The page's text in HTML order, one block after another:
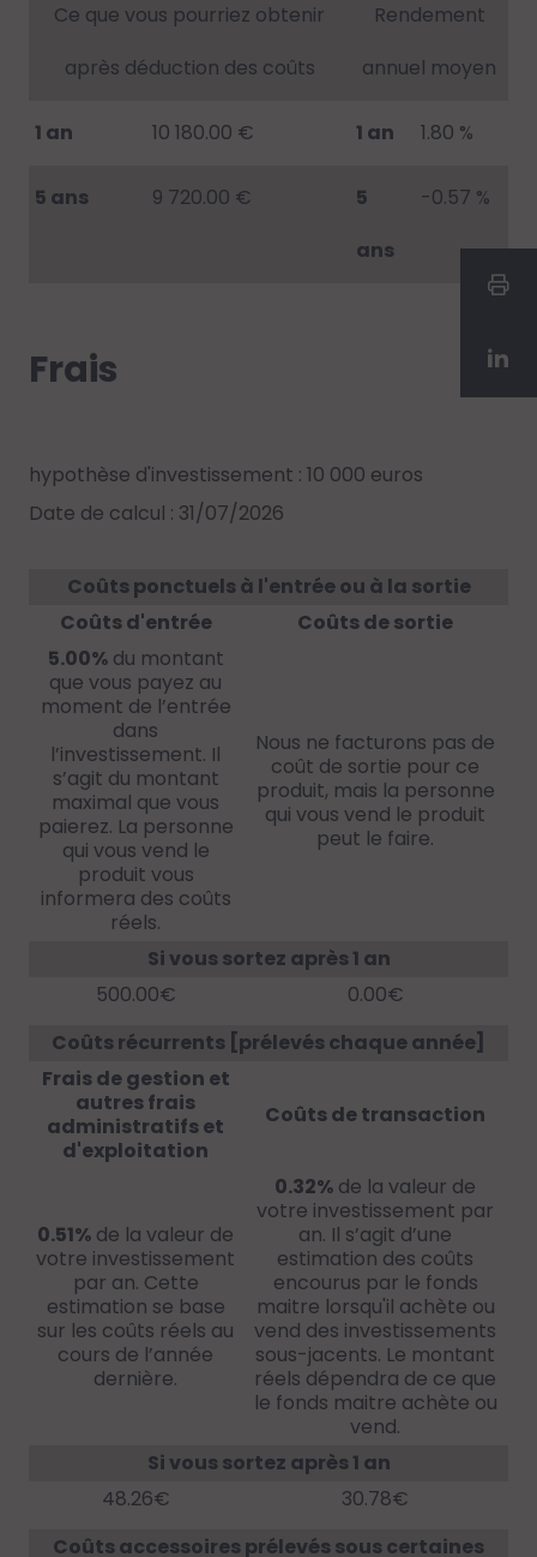
Ce que vous pourriez obtenir
après déduction des coûts
Rendement
annuel moyen
1 an 10 180.00 € 1 an 1.80 %
5 ans 9 720.00 €
5
ans
-0.57 %
Frais
hypothèse d'investissement : 10 000 euros
Date de calcul : 31/07/2026
Coûts ponctuels à l'entrée ou à la sortie
Coûts d'entrée
Coûts de sortie
5.00%du montant
que vous payez au
moment de l’entrée
dans
l’investissement. Il
s’agit du montant
maximal que vous
paierez. La personne
qui vous vend le
produit vous
informera des coûts
réels.
Nous ne facturons pas de
coût de sortie pour ce
produit, mais la personne
qui vous vend le produit
peut le faire.
Si vous sortez après 1 an
500.00€
0.00€
Coûts récurrents [prélevés chaque année]
Frais de gestion et
autres frais
administratifs et
d'exploitation
Coûts de transaction
0.51% de la valeur de
votre investissement
par an. Cette
estimation se base
sur les coûts réels au
cours de l’année
dernière.
0.32% de la valeur de
votre investissement par
an. Il s’agit d’une
estimation des coûts
encourus par le fonds
maitre lorsqu'il achète ou
vend des investissements
sous-jacents. Le montant
réels dépendra de ce que
le fonds maitre achète ou
vend.
Si vous sortez après 1 an
48.26€
30.78€
Coûts accessoires prélevés sous certaines